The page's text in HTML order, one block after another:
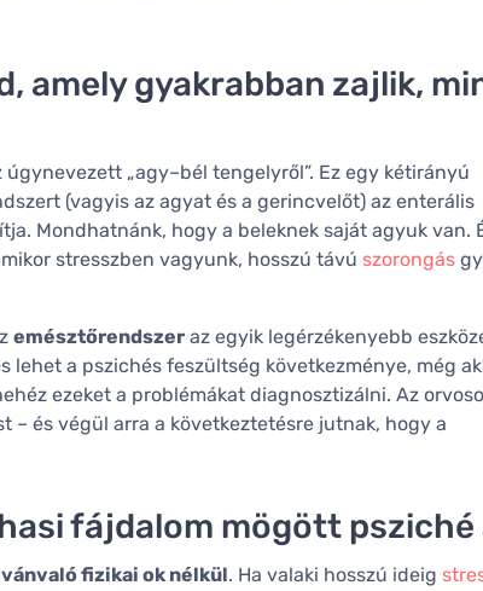
amely gyakrabban zajlik,
„agy–bél tengelyről”. Ez egy kétirányú
(vagyis az agyat és a gerincvelőt) az enterális
Mondhatnánk, hogy a beleknek saját agyuk van.
stresszben vagyunk, hosszú távú szorongás
emésztőrendszer az egyik legérzékenyebb
lehet a pszichés feszültség következménye, még
ezeket a problémákat diagnosztizálni. Az
– és végül arra a következtetésre jutnak, hogy a
fájdalom mögött psziché
fizikai ok nélkül. Ha valaki hosszú ideig